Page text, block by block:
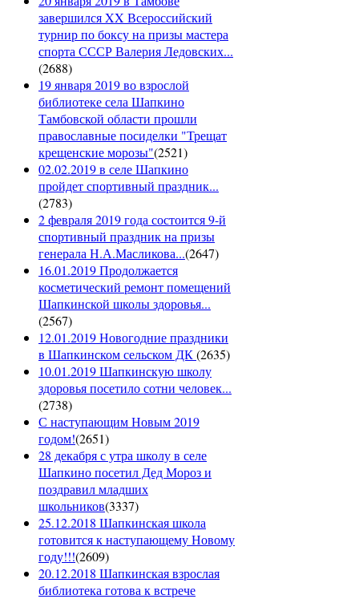
завершился XX Всероссийский
турнир по боксу на призы мастера
спорта СССР Валерия Ледовских...
(2688)
19 января 2019 во взрослой
библиотеке села Шапкино
Тамбовской области прошли
православные посиделки "Трещат
крещенские морозы"(2521)
02.02.2019 в селе Шапкино
пройдет спортивный праздник...
(2783)
2 февраля 2019 года состоится 9-й
спортивный праздник на призы
генерала Н.А.Масликова...(2647)
16.01.2019 Продолжается
косметический ремонт помещений
Шапкинской школы здоровья...
(2567)
12.01.2019 Новогодние праздники
в Шапкинском сельском ДК(2635)
10.01.2019 Шапкинскую школу
здоровья посетило сотни человек...
(2738)
С наступающим Новым 2019
годом!(2651)
28 декабря с утра школу в селе
Шапкино посетил Дед Мороз и
поздравил младших
школьников(3337)
25.12.2018 Шапкинская школа
готовится к наступающему Новому
году!!!(2609)
20.12.2018 Шапкинская взрослая
библиотека готова к встрече